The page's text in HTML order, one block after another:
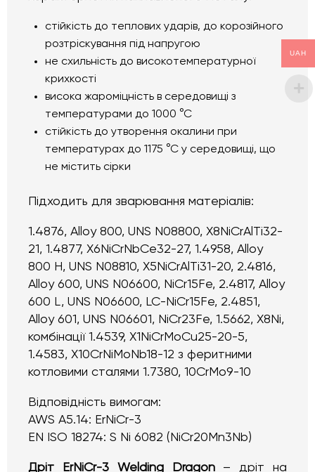
стійкість до теплових ударів, до корозійного
розтріскування під напругою
не схильність до високотемпературної
крихкості
висока жароміцність в середовищі з
температурами до 1000 °С
стійкість до утворення окалини при
температурах до 1175 °С у середовищі, що
не містить сірки
Підходить для зварювання матеріалів:
1.4876, Alloy 800, UNS N08800, X8NiCrAlTi32-
21, 1.4877, X6NiCrNbCe32-27, 1.4958, Alloy
800 H, UNS N08810, X5NiCrAlTi31-20, 2.4816,
Alloy 600, UNS N06600, NiCr15Fe, 2.4817, Alloy
600 L, UNS N06600, LC-NiCr15Fe, 2.4851,
Alloy 601, UNS N06601, NiCr23Fe, 1.5662, X8Ni,
комбінації 1.4539, X1NiCrMoCu25-20-5,
1.4583, X10CrNiMoNb18-12 з феритними
котловими сталями 1.7380, 10CrMo9-10
Відповідність вимогам:
AWS A5.14: ErNiCr-3
EN ISO 18274: S Ni 6082 (NiCr20Mn3Nb)
Дріт ErNiCr-3 Welding Dragon– дріт на
UAH